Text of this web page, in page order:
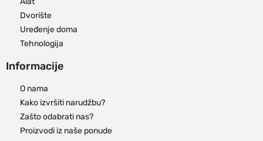
Dvorište
Uređenje doma
Tehnologija
Informacije
O nama
Kako izvršiti narudžbu?
Zašto odabrati nas?
Proizvodi iz naše ponude